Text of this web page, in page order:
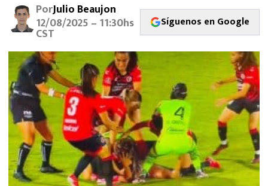
FUTBOL INTERNACIONAL
MEXICANOS EN EL EXTRANJERO
FUTBOL ESTUFA
FÓRMULA 1
BOXEO
LIGA MX
PorJulio Beaujon
12/08/2025 – 11:30hs
CST
Síguenos en Google